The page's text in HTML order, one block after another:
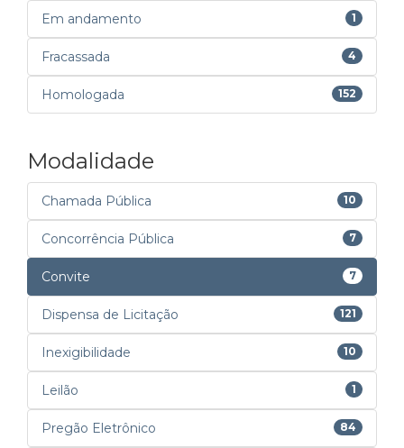
Em andamento 1
Fracassada 4
Homologada 152
Modalidade
Chamada Pública 10
Concorrência Pública 7
Convite 7
Dispensa de Licitação 121
Inexigibilidade 10
Leilão 1
Pregão Eletrônico 84